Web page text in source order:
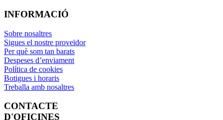
INFORMACIÓ
Sobre nosaltres
Sigues el nostre proveïdor
Per què som tan barats
Despeses d’enviament
Política de cookies
Botigues i horaris
Treballa amb nosaltres
CONTACTE
D'OFICINES